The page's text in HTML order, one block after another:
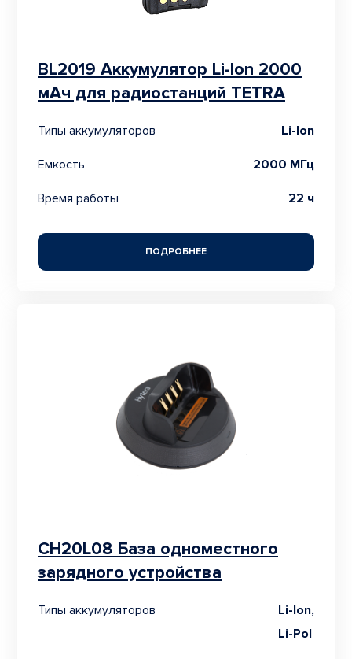
BL2019 Аккумулятор Li-Ion 2000
мАч для радиостанций TETRA
Типы аккумуляторов Li-Ion
Емкость 2000 МГц
Время работы 22 ч
ПОДРОБНЕЕ
CH20L08 База одноместного
зарядного устройства
Типы аккумуляторов
Li-Ion,
Li-Pol